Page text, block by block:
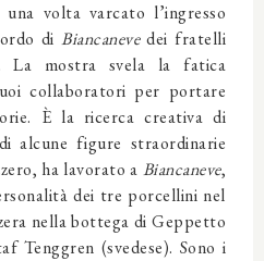
volta varcato l’ingresso
di Biancanevedei fratelli
La mostra svela la fatica
collaboratori per portare
È la ricerca creativa di
alcune figure straordinarie
ha lavorato a Biancaneve,
dei tre porcellini nel
nella bottega di Geppetto
Tenggren (svedese). Sono i